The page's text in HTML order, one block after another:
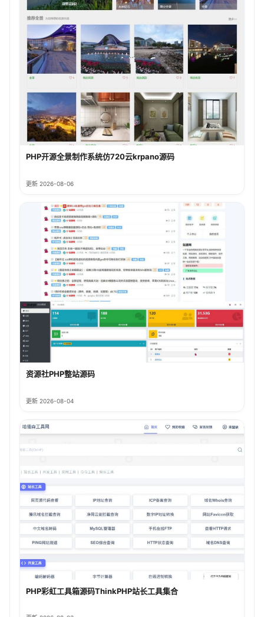
PHP开源全景制作系统仿720云krpano源码
更新 2026-08-06
资源社PHP整站源码
更新 2026-08-04
PHP彩虹工具箱源码ThinkPHP站长工具集合